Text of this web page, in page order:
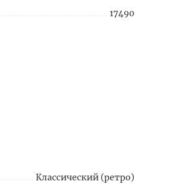
17490
Классический (ретро)